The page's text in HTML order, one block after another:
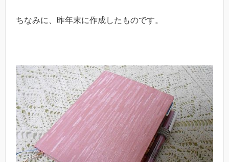
ちなみに、昨年末に作成したものです。